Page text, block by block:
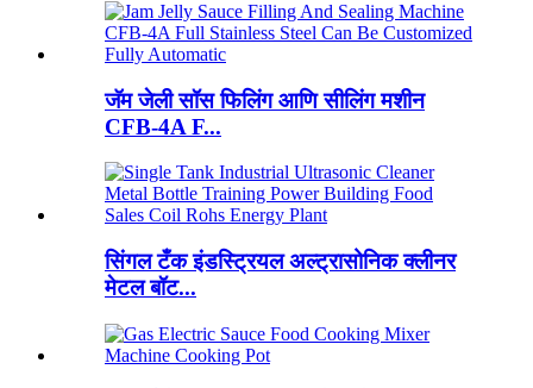
जॅम जेली सॉस फिलिंग आणि सीलिंग मशीन
CFB-4A F...
सिंगल टँक इंडस्ट्रियल अल्ट्रासोनिक क्लीनर
मेटल बॉट...